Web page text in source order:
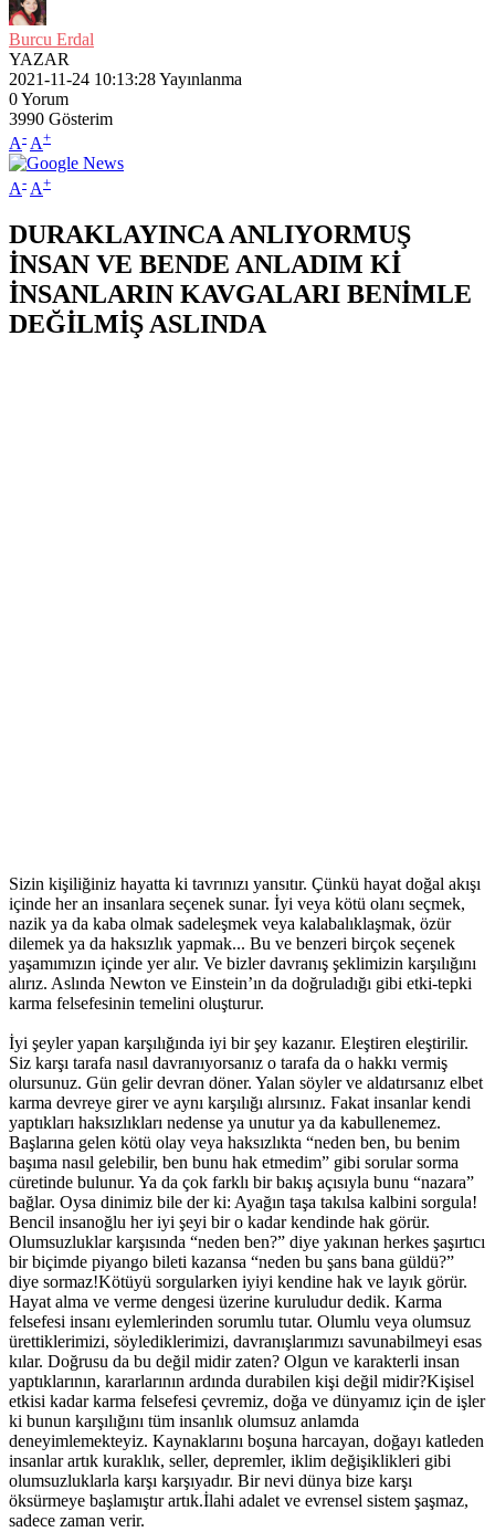
Burcu Erdal
YAZAR
2021-11-24 10:13:28Yayınlanma
0Yorum
3990 Gösterim
A- A+
A- A+
DURAKLAYINCA ANLIYORMUŞ
İNSAN VE BENDE ANLADIM Kİ
İNSANLARIN KAVGALARI BENİMLE
DEĞİLMİŞ ASLINDA
Sizin kişiliğiniz hayatta ki tavrınızı yansıtır. Çünkü hayat doğal akışı
içinde her an insanlara seçenek sunar. İyi veya kötü olanı seçmek,
nazik ya da kaba olmak sadeleşmek veya kalabalıklaşmak, özür
dilemek ya da haksızlık yapmak... Bu ve benzeri birçok seçenek
yaşamımızın içinde yer alır. Ve bizler davranış şeklimizin karşılığını
alırız. Aslında Newton ve Einstein’ın da doğruladığı gibi etki-tepki
karma felsefesinin temelini oluşturur.
İyi şeyler yapan karşılığında iyi bir şey kazanır. Eleştiren eleştirilir.
Siz karşı tarafa nasıl davranıyorsanız o tarafa da o hakkı vermiş
olursunuz. Gün gelir devran döner. Yalan söyler ve aldatırsanız elbet
karma devreye girer ve aynı karşılığı alırsınız. Fakat insanlar kendi
yaptıkları haksızlıkları nedense ya unutur ya da kabullenemez.
Başlarına gelen kötü olay veya haksızlıkta “neden ben, bu benim
başıma nasıl gelebilir, ben bunu hak etmedim” gibi sorular sorma
cüretinde bulunur. Ya da çok farklı bir bakış açısıyla bunu “nazara”
bağlar. Oysa dinimiz bile der ki: Ayağın taşa takılsa kalbini sorgula!
Bencil insanoğlu her iyi şeyi bir o kadar kendinde hak görür.
Olumsuzluklar karşısında “neden ben?” diye yakınan herkes şaşırtıcı
bir biçimde piyango bileti kazansa “neden bu şans bana güldü?”
diye sormaz!Kötüyü sorgularken iyiyi kendine hak ve layık görür.
Hayat alma ve verme dengesi üzerine kuruludur dedik. Karma
felsefesi insanı eylemlerinden sorumlu tutar. Olumlu veya olumsuz
ürettiklerimizi, söylediklerimizi, davranışlarımızı savunabilmeyi esas
kılar. Doğrusu da bu değil midir zaten? Olgun ve karakterli insan
yaptıklarının, kararlarının ardında durabilen kişi değil midir?Kişisel
etkisi kadar karma felsefesi çevremiz, doğa ve dünyamız için de işler
ki bunun karşılığını tüm insanlık olumsuz anlamda
deneyimlemekteyiz. Kaynaklarını boşuna harcayan, doğayı katleden
insanlar artık kuraklık, seller, depremler, iklim değişiklikleri gibi
olumsuzluklarla karşı karşıyadır. Bir nevi dünya bize karşı
öksürmeye başlamıştır artık.İlahi adalet ve evrensel sistem şaşmaz,
sadece zaman verir.